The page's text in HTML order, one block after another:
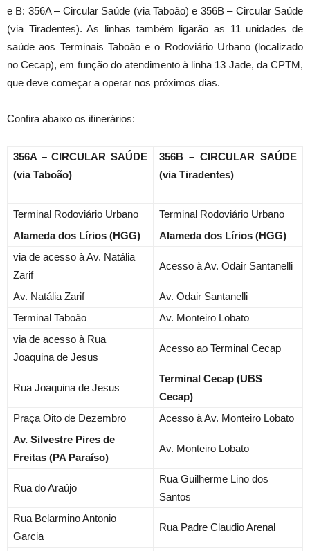
e B: 356A – Circular Saúde (via Taboão) e 356B – Circular Saúde
(via Tiradentes). As linhas também ligarão as 11 unidades de
saúde aos Terminais Taboão e o Rodoviário Urbano (localizado
no Cecap), em função do atendimento à linha 13 Jade, da CPTM,
que deve começar a operar nos próximos dias.
Confira abaixo os itinerários:
356A – CIRCULAR SAÚDE
(via Taboão)
356B – CIRCULAR SAÚDE
(via Tiradentes)
Terminal Rodoviário Urbano
Terminal Rodoviário Urbano
Alameda dos Lírios (HGG)
Alameda dos Lírios (HGG)
via de acesso à Av. Natália
Zarif
Acesso à Av. Odair Santanelli
Av. Natália Zarif
Av. Odair Santanelli
Terminal Taboão
Av. Monteiro Lobato
via de acesso à Rua
Joaquina de Jesus
Acesso ao Terminal Cecap
Rua Joaquina de Jesus
Terminal Cecap (UBS
Cecap)
Praça Oito de Dezembro
Acesso à Av. Monteiro Lobato
Av. Silvestre Pires de
Freitas (PA Paraíso)
Av. Monteiro Lobato
Rua do Araújo
Rua Guilherme Lino dos
Santos
Rua Belarmino Antonio
Garcia
Rua Padre Claudio Arenal